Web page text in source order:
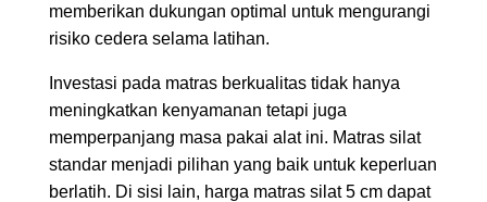
memberikan dukungan optimal untuk mengurangi
risiko cedera selama latihan.
Investasi pada matras berkualitas tidak hanya
meningkatkan kenyamanan tetapi juga
memperpanjang masa pakai alat ini. Matras silat
standar menjadi pilihan yang baik untuk keperluan
berlatih. Di sisi lain, harga matras silat 5 cm dapat